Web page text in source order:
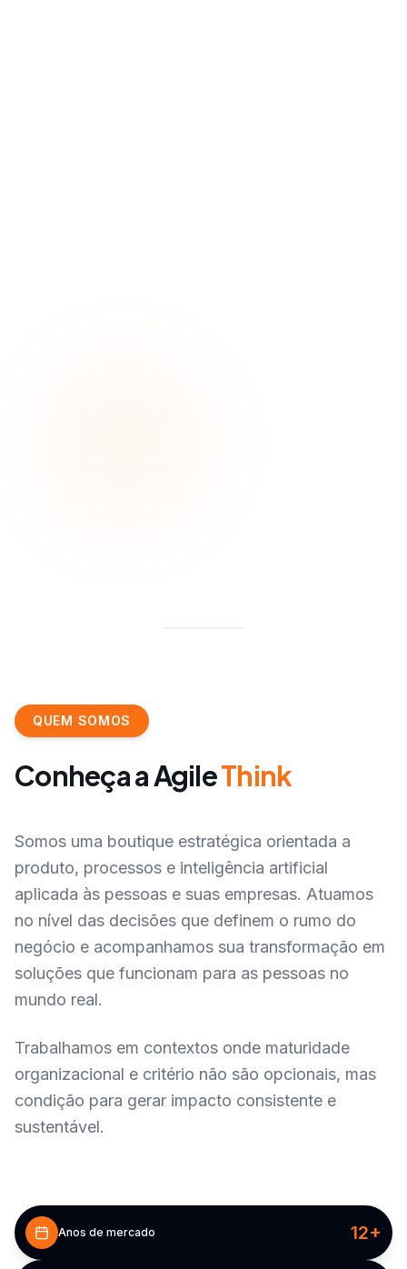
QUEM SOMOS
Conheça aAgileThink
Somos uma boutique estratégica orientada a
produto, processos e inteligência artificial
aplicada às pessoas e suas empresas. Atuamos
no nível das decisões que definem o rumo do
negócio e acompanhamos sua transformação em
soluções que funcionam para as pessoas no
mundo real.
Trabalhamos em contextos onde maturidade
organizacional e critério não são opcionais, mas
condição para gerar impacto consistente e
sustentável.
Anos de mercado 12+